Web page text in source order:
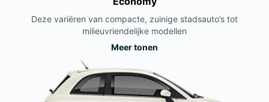
Deze variëren van compacte, zuinige stadsauto’s tot
milieuvriendelijke modellen
Meer tonen